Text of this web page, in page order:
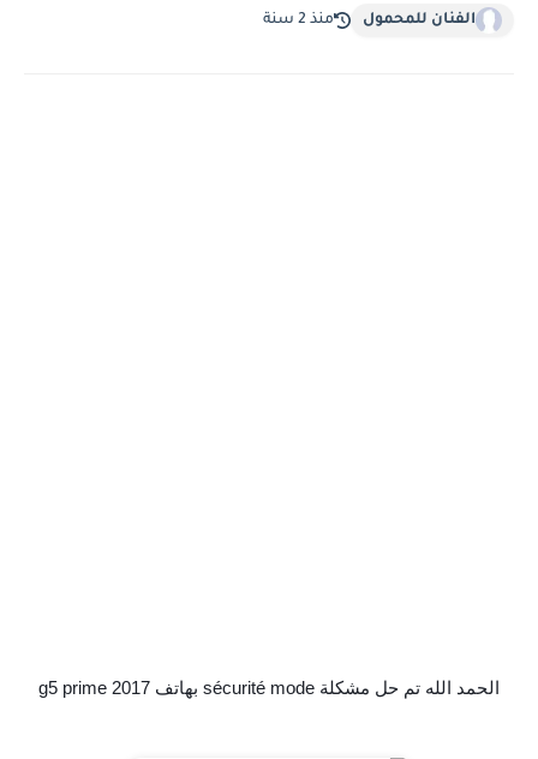
الفنان للمحمول منذ 2 سنة
الحمد الله تم حل مشكلة sécurité mode بهاتف g5 prime 2017